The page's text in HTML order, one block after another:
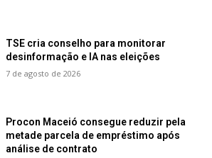
TSE cria conselho para monitorar
desinformação e IA nas eleições
7 de agosto de 2026
Procon Maceió consegue reduzir pela
metade parcela de empréstimo após
análise de contrato